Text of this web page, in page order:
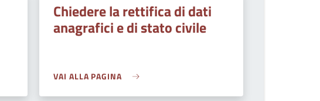
Chiedere la rettifica di dati
anagrafici e di stato civile
VAI ALLA PAGINA